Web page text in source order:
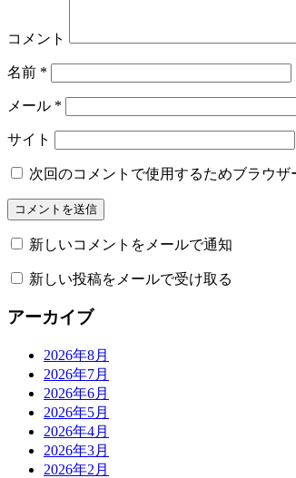
コメント
名前 *
メール *
サイト
次回のコメントで使用するためブラウ
新しいコメントをメールで通知
新しい投稿をメールで受け取る
アーカイブ
2026年8月
2026年7月
2026年6月
2026年5月
2026年4月
2026年3月
2026年2月